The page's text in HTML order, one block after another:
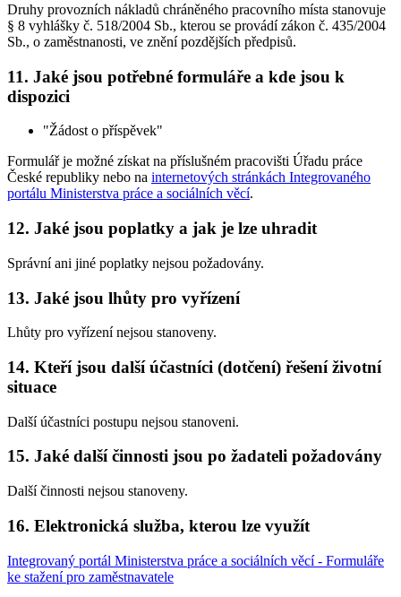
Druhy provozních nákladů chráněného pracovního místa stanovuje
§ 8 vyhlášky č. 518/2004 Sb., kterou se provádí zákon č. 435/2004
Sb., o zaměstnanosti, ve znění pozdějších předpisů.
11. Jaké jsou potřebné formuláře a kde jsou k
dispozici
"Žádost o příspěvek"
Formulář je možné získat na příslušném pracovišti Úřadu práce
České republiky nebo na internetových stránkách Integrovaného
portálu Ministerstva práce a sociálních věcí.
12. Jaké jsou poplatky a jak je lze uhradit
Správní ani jiné poplatky nejsou požadovány.
13. Jaké jsou lhůty pro vyřízení
Lhůty pro vyřízení nejsou stanoveny.
14. Kteří jsou další účastníci (dotčení) řešení životní
situace
Další účastníci postupu nejsou stanoveni.
15. Jaké další činnosti jsou po žadateli požadovány
Další činnosti nejsou stanoveny.
16. Elektronická služba, kterou lze využít
Integrovaný portál Ministerstva práce a sociálních věcí - Formuláře
ke stažení pro zaměstnavatele